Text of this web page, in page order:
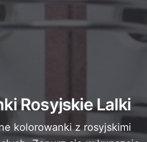
Rosyjskie Lalki
kolorowanki z rosyjskimi